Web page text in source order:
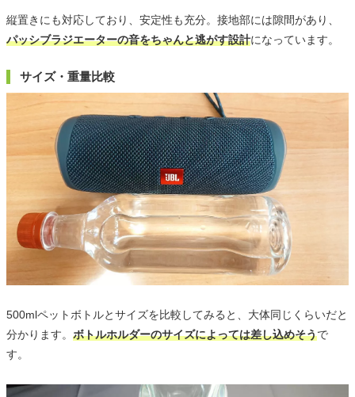
縦置きにも対応しており、安定性も充分。接地部には隙間があり、
パッシブラジエーターの音をちゃんと逃がす設計になっています。
サイズ・重量比較
500mlペットボトルとサイズを比較してみると、大体同じくらいだと
分かります。 ボトルホルダーのサイズによっては差し込めそうで
す。